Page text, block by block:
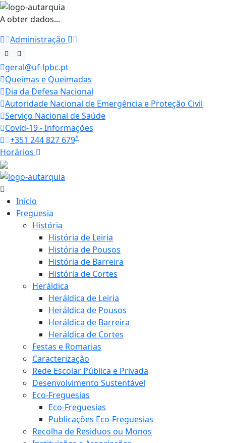
A obter dados...
Administração
geral@uf-lpbc.pt
Queimas e Queimadas
Dia da Defesa Nacional
Autoridade Nacional de Emergência e Proteção Civil
Serviço Nacional de Saúde
Covid-19 - Informações
+351 244 827 679*
Horários
Início
Freguesia
História
História de Leiria
História de Pousos
História de Barreira
História de Cortes
Heráldica
Heráldica de Leiria
Heráldica de Pousos
Heráldica de Barreira
Heráldica de Cortes
Festas e Romarias
Caracterização
Rede Escolar Pública e Privada
Desenvolvimento Sustentável
Eco-Freguesias
Eco-Freguesias
Publicações Eco-Freguesias
Recolha de Residuos ou Monos